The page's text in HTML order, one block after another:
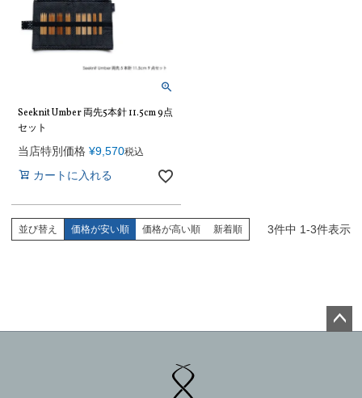
Seeknit Umber 両先5本針 11.5cm 9点
セット
当店特別価格 ¥9,570税込
カートに入れる
並び替え 価格が安い順 価格が高い順 新着順 3件中 1-3件表示